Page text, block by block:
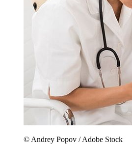
© Andrey Popov / Adobe Stock